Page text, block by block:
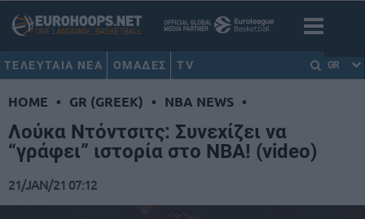
ΤΕΛΕΥΤΑΙΑ ΝΕΑ ΟΜΑΔΕΣ TV GR
HOME • GR (GREEK) • NBA NEWS •
Λούκα Ντόντσιτς: Συνεχίζει να
“γράφει” ιστορία στο NBA! (video)
21/JAN/21 07:12